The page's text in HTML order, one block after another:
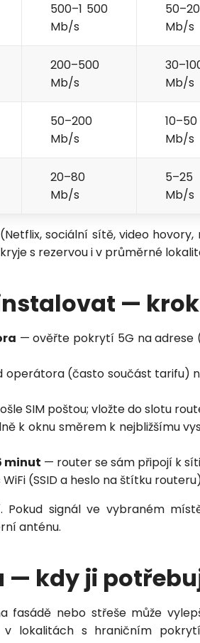
500–1 500
Mb/s
Mb/s
200–500
Mb/s
Mb/s
50–200
Mb/s
10–50
Mb/s
20–80
Mb/s
5–25
Mb/s
sociální sítě, video
s rezervou i v průměrné
—
— ověřte pokrytí 5G na adrese
operátora (často součást tarifu)
SIM poštou; vložte do slotu
k oknu směrem k nejbližšímu
minut — router se sám připojí k síti
(SSID a heslo na štítku
Pokud signál ve vybraném
anténu.
— kdy ji
fasádě nebo střeše může
v lokalitách s hraničním